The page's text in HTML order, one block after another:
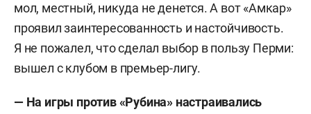
мол, местный, никуда не денется. А вот «Амкар»
проявил заинтересованность и настойчивость.
Я не пожалел, что сделал выбор в пользу Перми:
вышел с клубом в премьер-лигу.
— На игры против «Рубина» настраивались